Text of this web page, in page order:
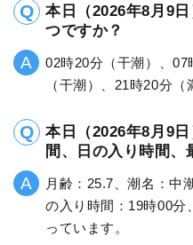
本日（2026年8月9
つですか？
02時20分（干潮）、
（干潮）、21時20分（
本日（2026年8月9
間、日の入り時間、
月齢：25.7、潮名：中
の入り時間：19時00分
っています。